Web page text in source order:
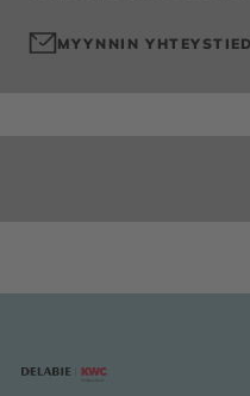
MYYNNIN